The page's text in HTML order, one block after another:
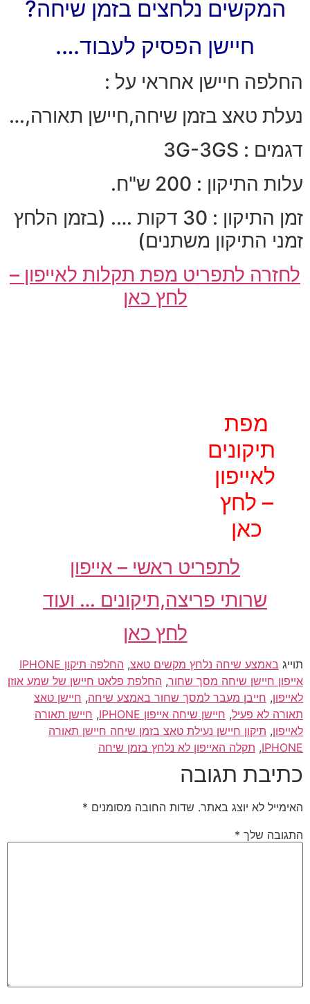
המקשים נלחצים בזמן שיחה?
חיישן הפסיק לעבוד….
החלפה חיישן אחראי על :
נעלת טאצ בזמן שיחה,חיישן תאורה,…
דגמים : 3G-3GS
עלות התיקון : 200 ש"ח.
זמן התיקון : 30 דקות …. (בזמן הלחץ
זמני התיקון משתנים)
לחזרה לתפריט מפת תקלות לאייפון –
לחץ כאן
מפת
תיקונים
לאייפון
– לחץ
כאן
לתפריט ראשי – אייפון
שרותי פריצה,תיקונים … ועוד
לחץ כאן
תוייג באמצע שיחה נלחץ מקשים טאצ,
החלפה תיקון IPHONE
אייפון חיישן שיחה מסך שחור, החלפת פלאט חיישן של שמע אוזן
לאייפון, חייבן מעבר למסך שחור באמצע שיחה, חיישן טאצ
תאורה לא פעיל, חיישן שיחה אייפון IPHONE , חיישן תאורה
לאייפון, תיקון חיישן נעילת טאצ בזמן שיחה חיישן תאורה
IPHONE
, תקלה האייפון לא נלחץ בזמן שיחה
כתיבת תגובה
האימייל לא יוצג באתר. שדות החובה מסומנים *
התגובה שלך *